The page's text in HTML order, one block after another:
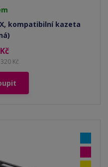
kompatibilní kazeta
Kč